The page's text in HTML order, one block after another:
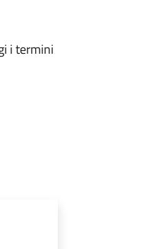
i termini